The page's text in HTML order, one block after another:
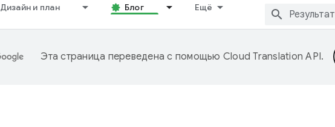
Дизайн и план Блог Ещё
Эта страница переведена с помощью Cloud Translation API.